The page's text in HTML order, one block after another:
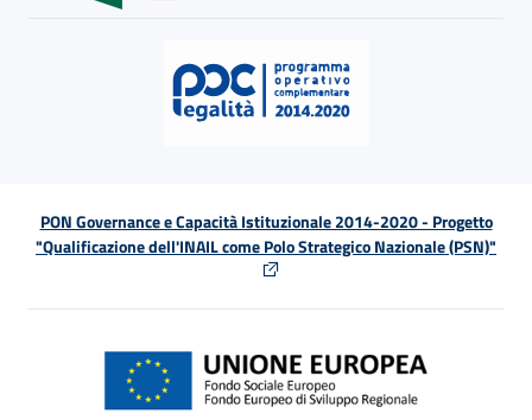
PON Governance e Capacità Istituzionale 2014-2020 - Progetto
"Qualificazione dell'INAIL come Polo Strategico Nazionale (PSN)"